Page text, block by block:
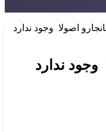
اصولا وجود ندارد
ندارد